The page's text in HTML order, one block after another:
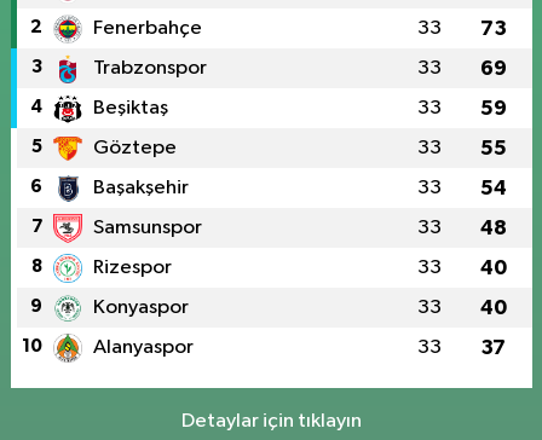
2 Fenerbahçe 33 73
3 Trabzonspor 33 69
4 Beşiktaş 33 59
5 Göztepe 33 55
6 Başakşehir 33 54
7 Samsunspor 33 48
8 Rizespor 33 40
9 Konyaspor 33 40
10 Alanyaspor 33 37
Detaylar için tıklayın